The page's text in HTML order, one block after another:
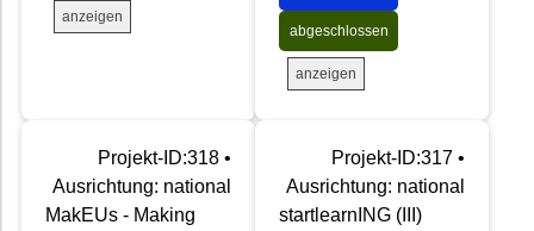
anzeigen
abgeschlossen
anzeigen
Projekt-ID:318 •
Ausrichtung: national
MakEUs - Making
Projekt-ID:317 •
Ausrichtung: national
startlearnING (III)